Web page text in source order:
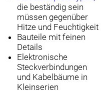
die beständig sein
müssen gegenüber
Hitze und Feuchtigkeit
Bauteile mit feinen
Details
Elektronische
Steckverbindungen
und Kabelbäume in
Kleinserien